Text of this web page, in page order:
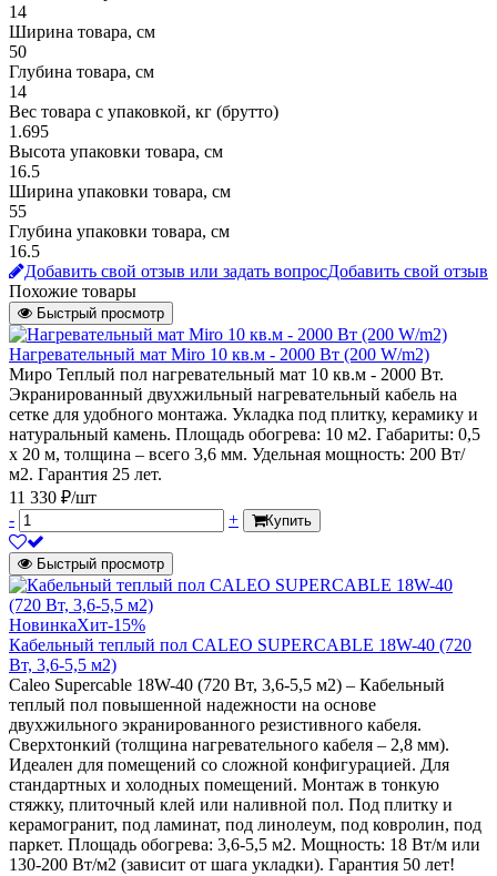
14
Ширина товара, см
50
Глубина товара, см
14
Вес товара с упаковкой, кг (брутто)
1.695
Высота упаковки товара, см
16.5
Ширина упаковки товара, см
55
Глубина упаковки товара, см
16.5
Добавить свой отзыв или задать вопросДобавить свой отзыв
Похожие товары
Быстрый просмотр
Нагревательный мат Miro 10 кв.м - 2000 Вт (200 W/m2)
Миро Теплый пол нагревательный мат 10 кв.м - 2000 Вт.
Экранированный двухжильный нагревательный кабель на
сетке для удобного монтажа. Укладка под плитку, керамику и
натуральный камень. Площадь обогрева: 10 м2. Габариты: 0,5
х 20 м, толщина – всего 3,6 мм. Удельная мощность: 200 Вт/
м2. Гарантия 25 лет.
11 330 ₽/шт
-
+ Купить
Быстрый просмотр
НовинкаХит-15%
Кабельный теплый пол CALEO SUPERCABLE 18W-40 (720
Вт, 3,6-5,5 м2)
Caleo Supercable 18W-40 (720 Вт, 3,6-5,5 м2) – Кабельный
теплый пол повышенной надежности на основе
двухжильного экранированного резистивного кабеля.
Сверхтонкий (толщина нагревательного кабеля – 2,8 мм).
Идеален для помещений со сложной конфигурацией. Для
стандартных и холодных помещений. Монтаж в тонкую
стяжку, плиточный клей или наливной пол. Под плитку и
керамогранит, под ламинат, под линолеум, под ковролин, под
паркет. Площадь обогрева: 3,6-5,5 м2. Мощность: 18 Вт/м или
130-200 Вт/м2 (зависит от шага укладки). Гарантия 50 лет!